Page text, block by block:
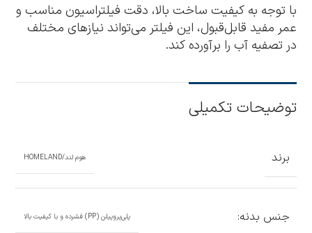
با توجه به کیفیت ساخت بالا، دقت فیلتراسیون مناسب و
عمر مفید قابل‌قبول، این فیلتر می‌تواند نیازهای مختلف
در تصفیه آب را برآورده کند.
توضیحات تکمیلی
برند هوم لند/HOMELAND
جنس بدنه: پلی‌پروپیلن (PP) فشرده و با کیفیت بالا